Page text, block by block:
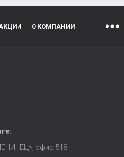
О КОМПАНИИ
:
офис 518